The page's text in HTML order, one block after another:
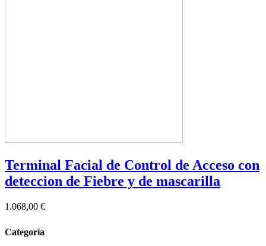
Terminal Facial de Control de Acceso con
deteccion de Fiebre y de mascarilla
1.068,00 €
Categoría